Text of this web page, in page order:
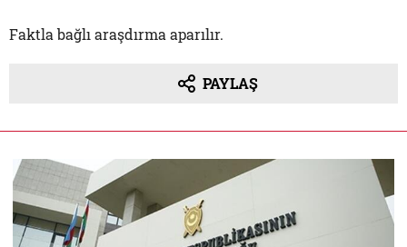
Faktla bağlı araşdırma aparılır.
PAYLAŞ